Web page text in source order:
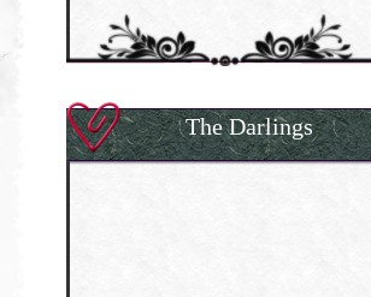
The Darlings